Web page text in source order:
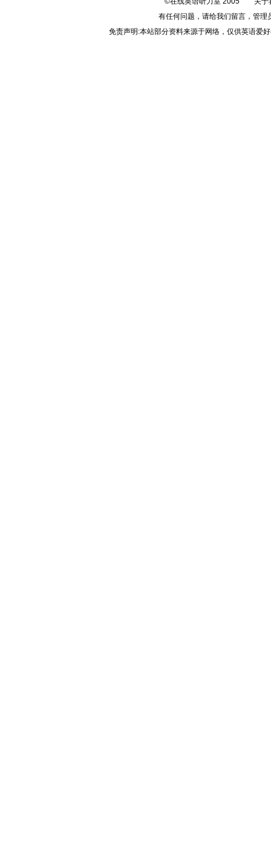
有任何问题，请给我们留言，管理
免责声明:本站部分资料来源于网络，仅供英语爱